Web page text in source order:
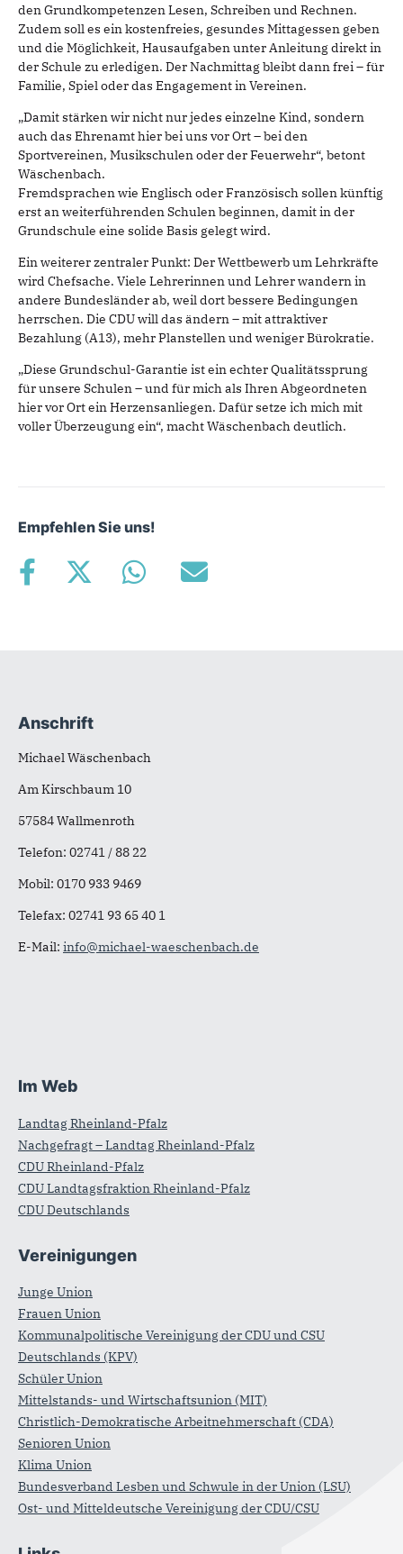
den Grundkompetenzen Lesen, Schreiben und Rechnen.
Zudem soll es ein kostenfreies, gesundes Mittagessen geben
und die Möglichkeit, Hausaufgaben unter Anleitung direkt in
der Schule zu erledigen. Der Nachmittag bleibt dann frei – für
Familie, Spiel oder das Engagement in Vereinen.
„Damit stärken wir nicht nur jedes einzelne Kind, sondern
auch das Ehrenamt hier bei uns vor Ort – bei den
Sportvereinen, Musikschulen oder der Feuerwehr“, betont
Wäschenbach.
Fremdsprachen wie Englisch oder Französisch sollen künftig
erst an weiterführenden Schulen beginnen, damit in der
Grundschule eine solide Basis gelegt wird.
Ein weiterer zentraler Punkt: Der Wettbewerb um Lehrkräfte
wird Chefsache. Viele Lehrerinnen und Lehrer wandern in
andere Bundesländer ab, weil dort bessere Bedingungen
herrschen. Die CDU will das ändern – mit attraktiver
Bezahlung (A13), mehr Planstellen und weniger Bürokratie.
„Diese Grundschul-Garantie ist ein echter Qualitätssprung
für unsere Schulen – und für mich als Ihren Abgeordneten
hier vor Ort ein Herzensanliegen. Dafür setze ich mich mit
voller Überzeugung ein“, macht Wäschenbach deutlich.
Empfehlen Sie uns!
Fußbereich
Anschrift
Michael Wäschenbach
Am Kirschbaum 10
57584 Wallmenroth
Telefon: 02741 / 88 22
Mobil: 0170 933 9469
Telefax: 02741 93 65 40 1
E-Mail: info@michael-waeschenbach.de
Im Web
Landtag Rheinland-Pfalz
Nachgefragt – Landtag Rheinland-Pfalz
CDU Rheinland-Pfalz
CDU Landtagsfraktion Rheinland-Pfalz
CDU Deutschlands
Vereinigungen
Junge Union
Frauen Union
Kommunalpolitische Vereinigung der CDU und CSU
Deutschlands (KPV)
Schüler Union
Mittelstands- und Wirtschaftsunion (MIT)
Christlich-Demokratische Arbeitnehmerschaft (CDA)
Senioren Union
Klima Union
Bundesverband Lesben und Schwule in der Union (LSU)
Ost- und Mitteldeutsche Vereinigung der CDU/CSU